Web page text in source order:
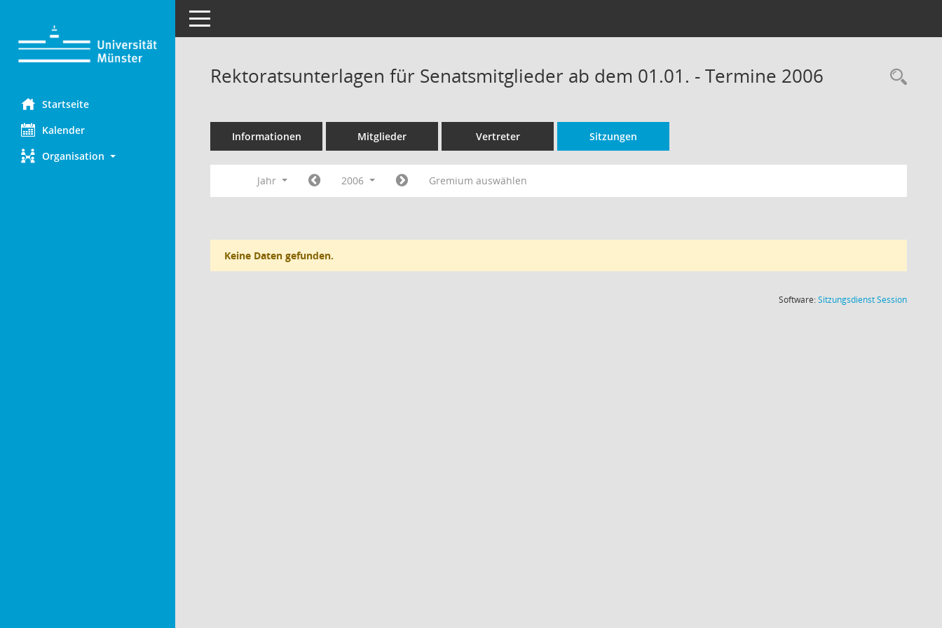
Startseite
Kalender
Organisation
Toggle navigation
Rektoratsunterlagen für Senatsmitglieder ab dem 01.01. - Termine 2006
Informationen Mitglieder Vertreter Sitzungen
Jahr 2006 Gremium auswählen
Keine Daten gefunden.
Software:SitzungsdienstSession(Wird in